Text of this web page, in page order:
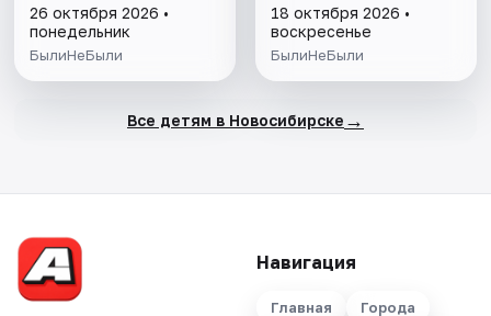
26 октября 2026 •
понедельник
БылиНеБыли
18 октября 2026 •
воскресенье
БылиНеБыли
Все детям в Новосибирске →
Навигация
Главная Города